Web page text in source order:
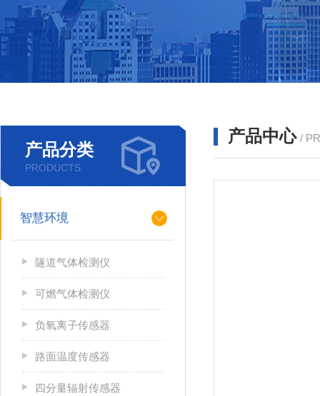
产品分类
PRODUCTS
智慧环境
隧道气体检测仪
可燃气体检测仪
负氧离子传感器
路面温度传感器
四分量辐射传感器
产品中心 /